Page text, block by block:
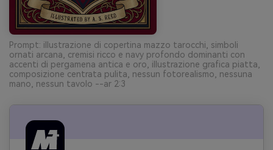
Prompt: illustrazione di copertina mazzo tarocchi, simboli
ornati arcana, cremisi ricco e navy profondo dominanti con
accenti di pergamena antica e oro, illustrazione grafica piatta,
composizione centrata pulita, nessun fotorealismo, nessuna
mano, nessun tavolo --ar 2:3